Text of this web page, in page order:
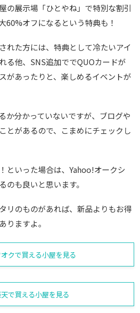
の展示場「ひとやね」で特別な割引
60%オフになるという特典も！
れた方には、特典として冷たいアイ
る他、SNS追加ででQUOカードが
があったりと、楽しめるイベントが
か分かっていないですが、ブログや
とがあるので、こまめにチェックし
といった場合は、Yahoo!オークシ
のも良いと思います。
リのものがあれば、新品よりもお得
りますよ。
クで買える小屋を見る
で買える小屋を見る